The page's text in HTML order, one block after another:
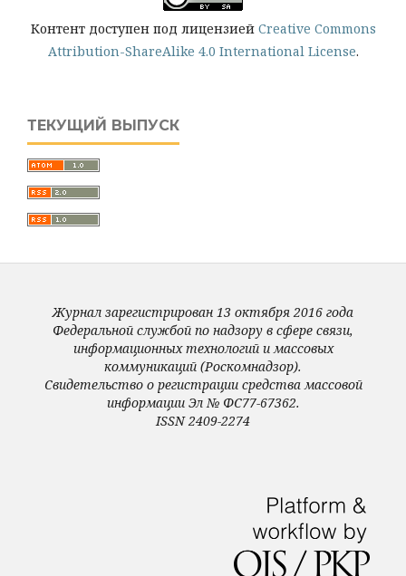
Контент доступен под лицензией Creative Commons
Attribution-ShareAlike 4.0 International License.
ТЕКУЩИЙ ВЫПУСК
Журнал зарегистрирован 13 октября 2016 года
Федеральной службой по надзору в сфере связи,
информационных технологий и массовых
коммуникаций (Роскомнадзор).
Свидетельство о регистрации средства массовой
информации Эл № ФС77-67362.
ISSN 2409-2274